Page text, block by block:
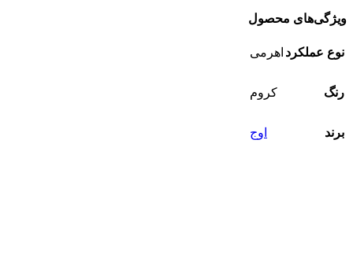
ویژگی‌های محصول
نوع عملکرد اهرمی
رنگ کروم
برند اوج